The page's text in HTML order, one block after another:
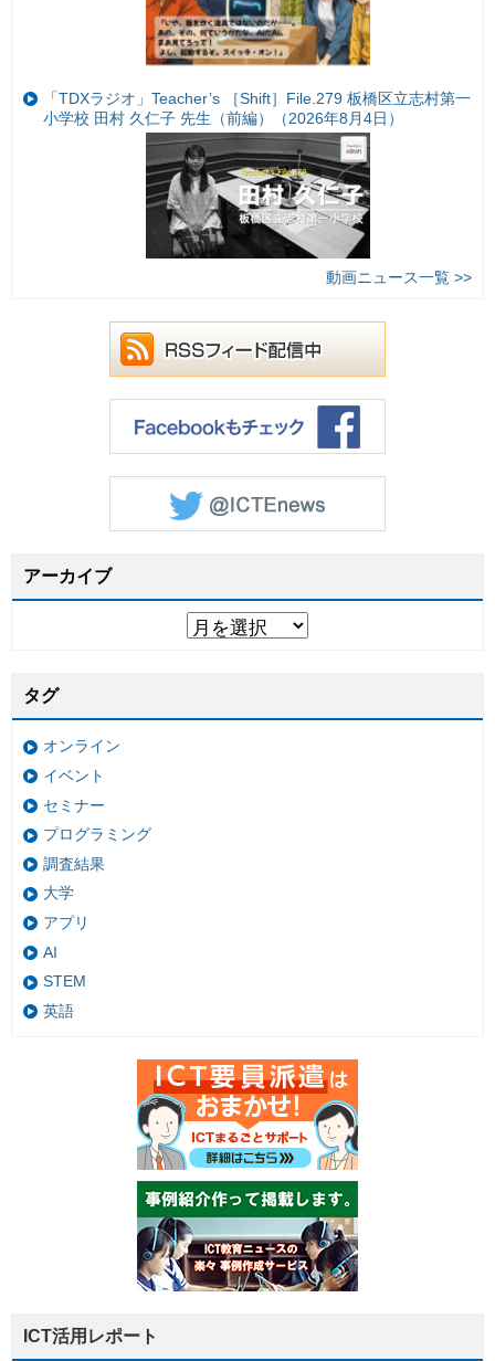
「TDXラジオ」Teacher’s ［Shift］File.279 板橋区立志村第一
小学校 田村 久仁子 先生（前編）（2026年8月4日）
動画ニュース一覧 >>
アーカイブ
タグ
オンライン
イベント
セミナー
プログラミング
調査結果
大学
アプリ
AI
STEM
英語
ICT活用レポート